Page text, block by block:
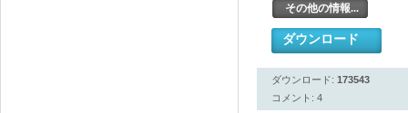
その他の情報...
ダウンロード
ダウンロード: 173543
コメント: 4